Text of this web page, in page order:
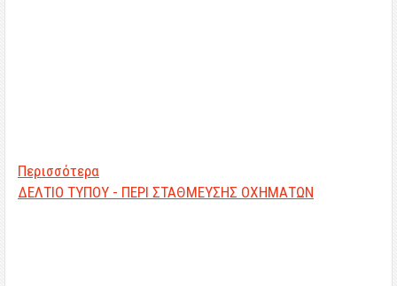
Περισσότερα
ΔΕΛΤΙΟ ΤΥΠΟΥ - ΠΕΡΙ ΣΤΑΘΜΕΥΣΗΣ ΟΧΗΜΑΤΩΝ